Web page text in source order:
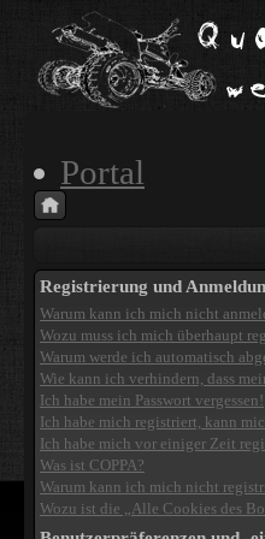
Portal
Registrierung und
Warum kann ich mich nicht
Wozu muss ich mich überhaupt
Warum werde ich automatisch
Wie kann ich verhindern, dass
Ich habe mein Passwort vergessen!
Ich habe mich registriert, kann
Ich habe mich vor einiger Zeit
Was ist COPPA?
Warum kann ich mich nicht
Wozu ist die „Alle Cookies des